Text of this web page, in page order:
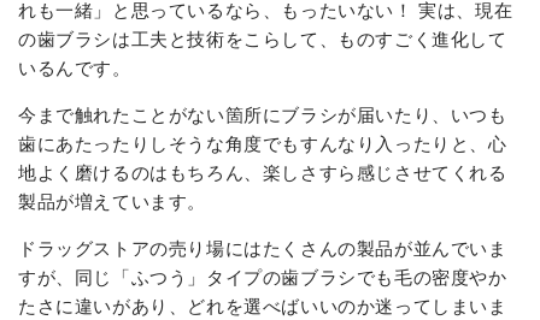
れも一緒」と思っているなら、もったいない！ 実は、現在
の歯ブラシは工夫と技術をこらして、ものすごく進化して
いるんです。
今まで触れたことがない箇所にブラシが届いたり、いつも
歯にあたったりしそうな角度でもすんなり入ったりと、心
地よく磨けるのはもちろん、楽しさすら感じさせてくれる
製品が増えています。
ドラッグストアの売り場にはたくさんの製品が並んでいま
すが、同じ「ふつう」タイプの歯ブラシでも毛の密度やか
たさに違いがあり、どれを選べばいいのか迷ってしまいま